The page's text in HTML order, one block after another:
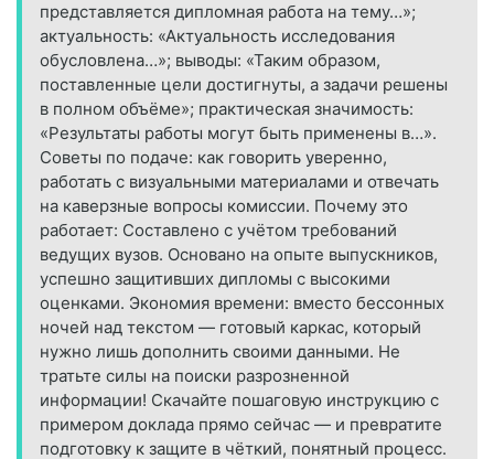
представляется дипломная работа на тему…»;
актуальность: «Актуальность исследования
обусловлена…»; выводы: «Таким образом,
поставленные цели достигнуты, а задачи решены
в полном объёме»; практическая значимость:
«Результаты работы могут быть применены в…».
Советы по подаче: как говорить уверенно,
работать с визуальными материалами и отвечать
на каверзные вопросы комиссии. Почему это
работает: Составлено с учётом требований
ведущих вузов. Основано на опыте выпускников,
успешно защитивших дипломы с высокими
оценками. Экономия времени: вместо бессонных
ночей над текстом — готовый каркас, который
нужно лишь дополнить своими данными. Не
тратьте силы на поиски разрозненной
информации! Скачайте пошаговую инструкцию с
примером доклада прямо сейчас — и превратите
подготовку к защите в чёткий, понятный процесс.